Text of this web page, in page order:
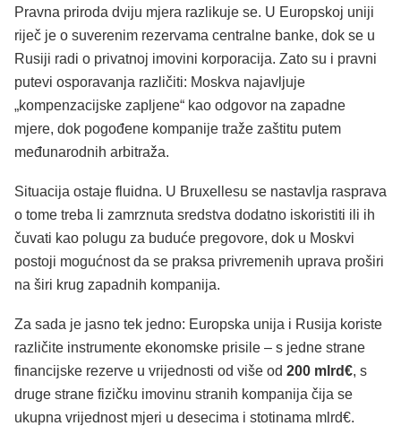
Pravna priroda dviju mjera razlikuje se. U Europskoj uniji
riječ je o suverenim rezervama centralne banke, dok se u
Rusiji radi o privatnoj imovini korporacija. Zato su i pravni
putevi osporavanja različiti: Moskva najavljuje
„kompenzacijske zapljene“ kao odgovor na zapadne
mjere, dok pogođene kompanije traže zaštitu putem
međunarodnih arbitraža.
Situacija ostaje fluidna. U Bruxellesu se nastavlja rasprava
o tome treba li zamrznuta sredstva dodatno iskoristiti ili ih
čuvati kao polugu za buduće pregovore, dok u Moskvi
postoji mogućnost da se praksa privremenih uprava proširi
na širi krug zapadnih kompanija.
Za sada je jasno tek jedno: Europska unija i Rusija koriste
različite instrumente ekonomske prisile – s jedne strane
financijske rezerve u vrijednosti od više od 200 mlrd€, s
druge strane fizičku imovinu stranih kompanija čija se
ukupna vrijednost mjeri u desecima i stotinama mlrd€.